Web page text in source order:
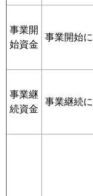
事業開
始資金
事業開始
事業継
続資金
事業継続